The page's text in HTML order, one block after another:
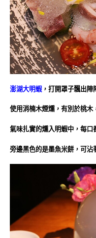
澎湖大明蝦 ，打開罩子飄出陣
使用消楠木煙燻，有別於桃木
氣味扎實的燻入明蝦中，每口
旁邊黑色的是墨魚米餅，可沾